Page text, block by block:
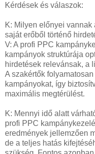
Kérdések és válaszok:
K: Milyen előnyei
saját erőből történő
V: A profi PPC
kampányok struktúrája
hirdetések relevánsak, a
A szakértők
kampányokat, így
maximális megtérülést.
K: Mennyi idő alatt
profi PPC
eredmények jellemzően
de a teljes hatás